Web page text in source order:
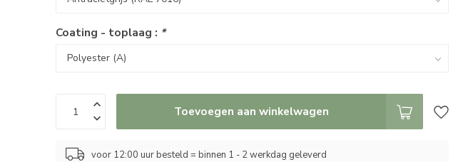
Coating - toplaag : *
Toevoegen aan winkelwagen
voor 12:00 uur besteld = binnen 1 - 2 werkdag geleverd